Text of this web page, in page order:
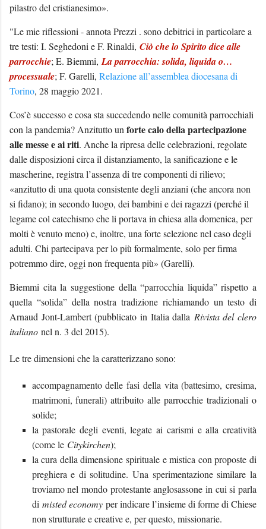
pilastro del cristianesimo».
"Le mie riflessioni - annota Prezzi . sono debitrici in particolare a
tre testi: I. Seghedoni e F. Rinaldi, Ciò che lo Spirito dice alle
parrocchie; E. Biemmi, La parrocchia: solida, liquida o…
processuale; F. Garelli, Relazione all’assemblea diocesana di
Torino, 28 maggio 2021.
Cos’è successo e cosa sta succedendo nelle comunità parrocchiali
con la pandemia? Anzitutto un forte calo della partecipazione
alle messe e ai riti. Anche la ripresa delle celebrazioni, regolate
dalle disposizioni circa il distanziamento, la sanificazione e le
mascherine, registra l’assenza di tre componenti di rilievo;
«anzitutto di una quota consistente degli anziani (che ancora non
si fidano); in secondo luogo, dei bambini e dei ragazzi (perché il
legame col catechismo che li portava in chiesa alla domenica, per
molti è venuto meno) e, inoltre, una forte selezione nel caso degli
adulti. Chi partecipava per lo più formalmente, solo per firma
potremmo dire, oggi non frequenta più» (Garelli).
Biemmi cita la suggestione della “parrocchia liquida” rispetto a
quella “solida” della nostra tradizione richiamando un testo di
Arnaud Jont-Lambert (pubblicato in Italia dalla Rivista del clero
italiano nel n. 3 del 2015).
Le tre dimensioni che la caratterizzano sono:
accompagnamento delle fasi della vita (battesimo, cresima,
matrimoni, funerali) attribuito alle parrocchie tradizionali o
solide;
la pastorale degli eventi, legate ai carismi e alla creatività
(come le Citykirchen);
la cura della dimensione spirituale e mistica con proposte di
preghiera e di solitudine. Una sperimentazione similare la
troviamo nel mondo protestante anglosassone in cui si parla
di misted economyper indicare l’insieme di forme di Chiese
non strutturate e creative e, per questo, missionarie.